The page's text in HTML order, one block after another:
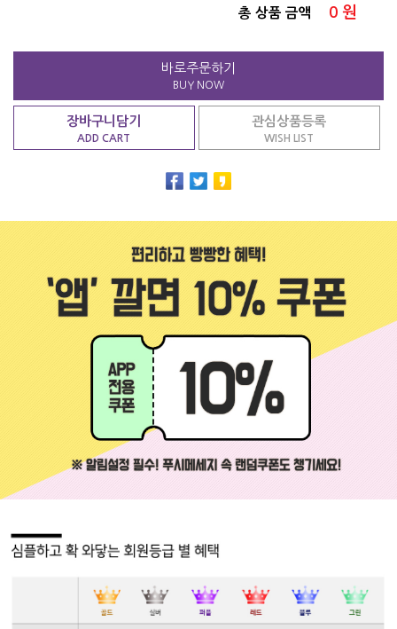
총 상품 금액 0 원
바로주문하기
BUY NOW
장바구니담기
ADD CART
관심상품등록
WISH LIST